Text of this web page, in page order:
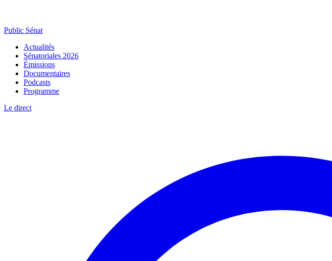
Public Sénat
Actualités
Sénatoriales 2026
Émissions
Documentaires
Podcasts
Programme
Le direct